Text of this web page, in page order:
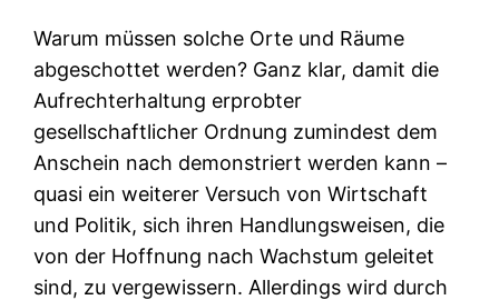
Warum müssen solche Orte und Räume
abgeschottet werden? Ganz klar, damit die
Aufrechterhaltung erprobter
gesellschaftlicher Ordnung zumindest dem
Anschein nach demonstriert werden kann –
quasi ein weiterer Versuch von Wirtschaft
und Politik, sich ihren Handlungsweisen, die
von der Hoffnung nach Wachstum geleitet
sind, zu vergewissern. Allerdings wird durch